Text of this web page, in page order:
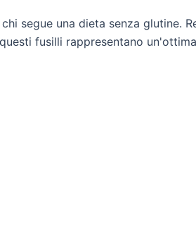
segue una dieta senza glutine.
fusilli rappresentano